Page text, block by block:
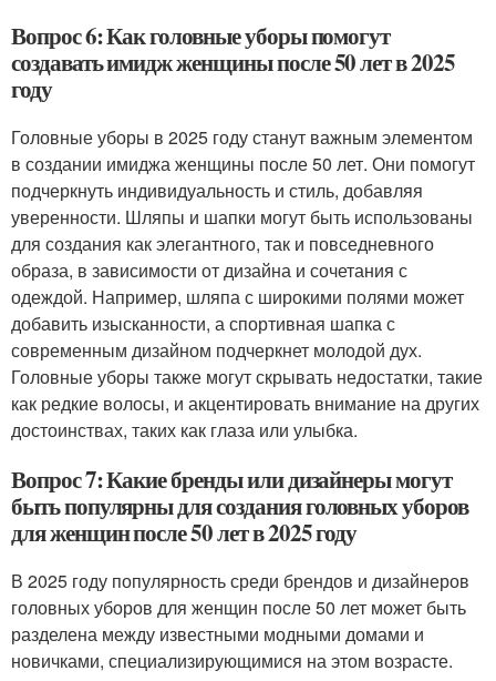
Вопрос 6: Как головные уборы помогут
создавать имидж женщины после 50 лет в 2025
году
Головные уборы в 2025 году станут важным элементом
в создании имиджа женщины после 50 лет. Они помогут
подчеркнуть индивидуальность и стиль, добавляя
уверенности. Шляпы и шапки могут быть использованы
для создания как элегантного, так и повседневного
образа, в зависимости от дизайна и сочетания с
одеждой. Например, шляпа с широкими полями может
добавить изысканности, а спортивная шапка с
современным дизайном подчеркнет молодой дух.
Головные уборы также могут скрывать недостатки, такие
как редкие волосы, и акцентировать внимание на других
достоинствах, таких как глаза или улыбка.
Вопрос 7: Какие бренды или дизайнеры могут
быть популярны для создания головных уборов
для женщин после 50 лет в 2025 году
В 2025 году популярность среди брендов и дизайнеров
головных уборов для женщин после 50 лет может быть
разделена между известными модными домами и
новичками, специализирующимися на этом возрасте.